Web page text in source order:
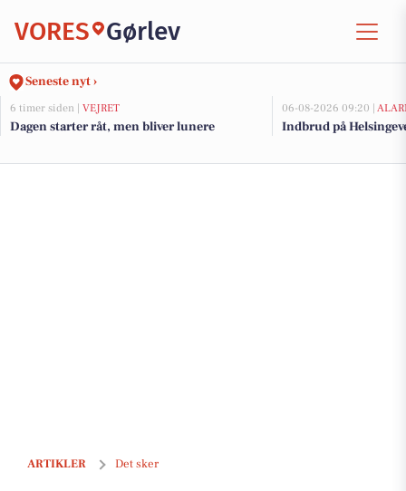
VORES Gørlev
Seneste nyt ›
6 timer siden | VEJRET
Dagen starter råt, men bliver lunere
06-08-2026 09:20 |
Indbrud på
ARTIKLER Det sker
Oplev Gørlev denne weekend: Natur, hesteskue og sommerfest